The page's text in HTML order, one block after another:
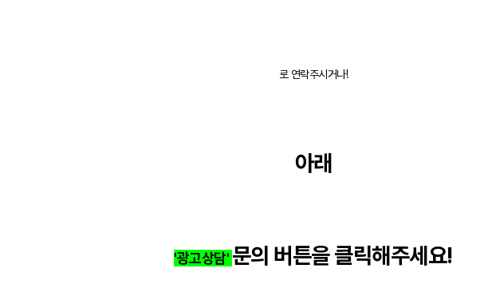
로 연락주시거나!
아래
'광고상담'문의 버튼을 클릭해주세요!